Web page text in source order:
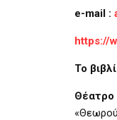
e-mail :
https://
Το
Θέατρο